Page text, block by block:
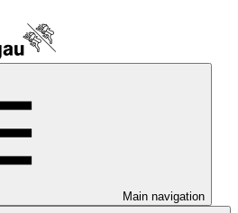
Main navigation